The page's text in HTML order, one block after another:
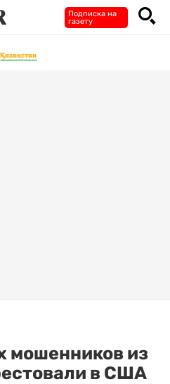
Подписка на
газету
мошенников из
в США